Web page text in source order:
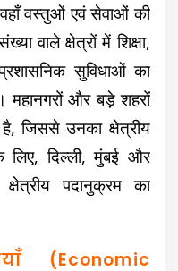
वस्तुओं एवं सेवाओं की
वाले क्षेत्रों में शिक्षा,
सुविधाओं का
महानगरों और बड़े शहरों
है, जिससे उनका क्षेत्रीय
लिए, दिल्ली, मुंबई और
पदानुक्रम का
(Economic